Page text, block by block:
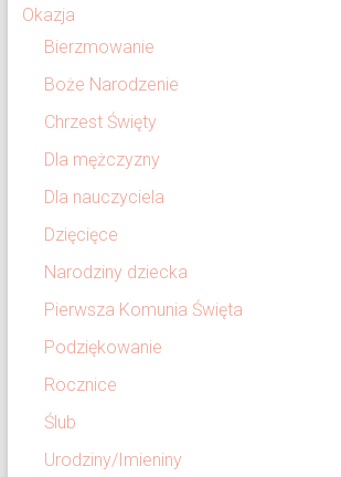
Okazja
Bierzmowanie
Boże Narodzenie
Chrzest Święty
Dla mężczyzny
Dla nauczyciela
Dzięcięce
Narodziny dziecka
Pierwsza Komunia Święta
Podziękowanie
Rocznice
Ślub
Urodziny/Imieniny